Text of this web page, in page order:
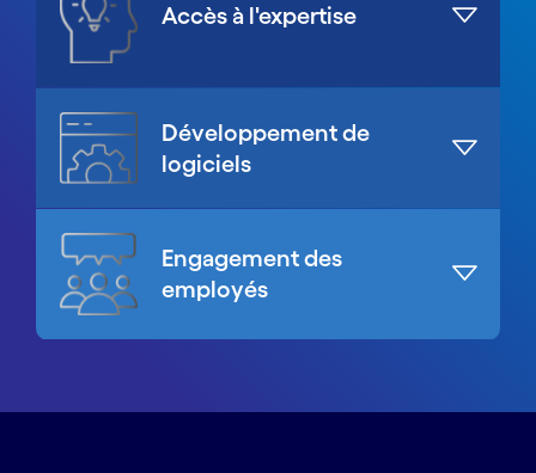
Accès à l'expertise
Développement de
logiciels
Engagement des
employés